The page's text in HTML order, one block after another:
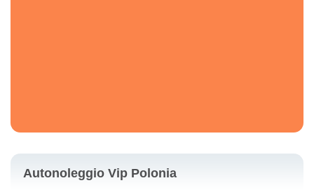
Autonoleggio Vip Polonia